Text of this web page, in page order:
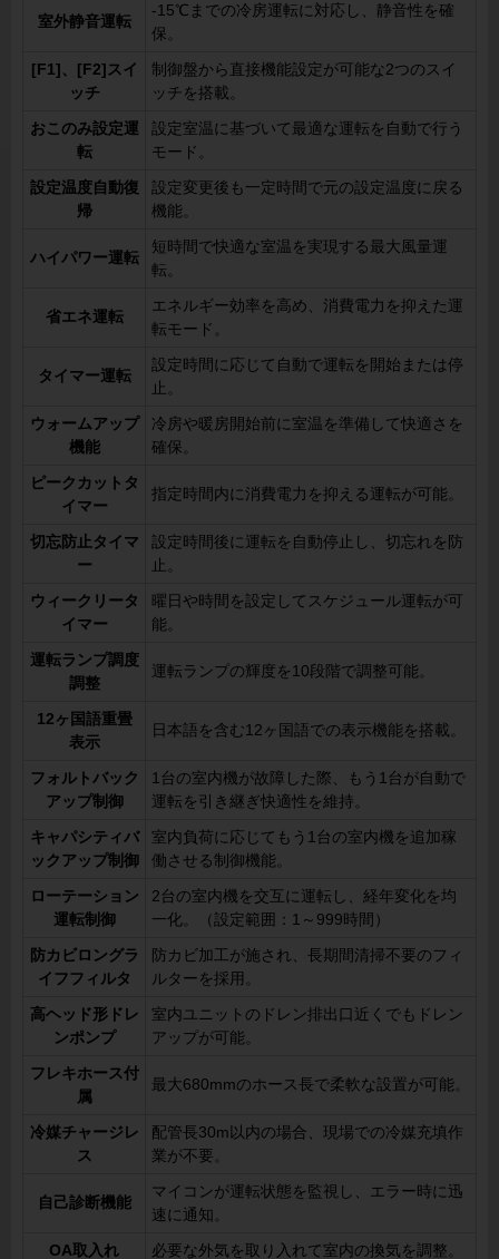
室外静音運転
-15℃までの冷房運転に対応し、静音性を確
保。
[F1]、[F2]スイ
ッチ
制御盤から直接機能設定が可能な2つのスイ
ッチを搭載。
おこのみ設定運
転
設定室温に基づいて最適な運転を自動で行う
モード。
設定温度自動復
帰
設定変更後も一定時間で元の設定温度に戻る
機能。
ハイパワー運転
短時間で快適な室温を実現する最大風量運
転。
省エネ運転
エネルギー効率を高め、消費電力を抑えた運
転モード。
タイマー運転
設定時間に応じて自動で運転を開始または停
止。
ウォームアップ
機能
冷房や暖房開始前に室温を準備して快適さを
確保。
ピークカットタ
イマー
指定時間内に消費電力を抑える運転が可能。
切忘防止タイマ
ー
設定時間後に運転を自動停止し、切忘れを防
止。
ウィークリータ
イマー
曜日や時間を設定してスケジュール運転が可
能。
運転ランプ調度
調整
運転ランプの輝度を10段階で調整可能。
12ヶ国語重畳
表示
日本語を含む12ヶ国語での表示機能を搭載。
フォルトバック
アップ制御
1台の室内機が故障した際、もう1台が自動で
運転を引き継ぎ快適性を維持。
キャパシティバ
ックアップ制御
室内負荷に応じてもう1台の室内機を追加稼
働させる制御機能。
ローテーション
運転制御
2台の室内機を交互に運転し、経年変化を均
一化。（設定範囲：1～999時間）
防カビロングラ
イフフィルタ
防カビ加工が施され、長期間清掃不要のフィ
ルターを採用。
高ヘッド形ドレ
ンポンプ
室内ユニットのドレン排出口近くでもドレン
アップが可能。
フレキホース付
属
最大680mmのホース長で柔軟な設置が可能。
冷媒チャージレ
ス
配管長30m以内の場合、現場での冷媒充填作
業が不要。
自己診断機能
マイコンが運転状態を監視し、エラー時に迅
速に通知。
OA取入れ 必要な外気を取り入れて室内の換気を調整。